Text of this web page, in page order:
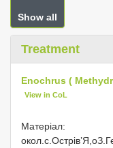
Show all
Treatment
Enochrus (
View in CoL
Матеріал: